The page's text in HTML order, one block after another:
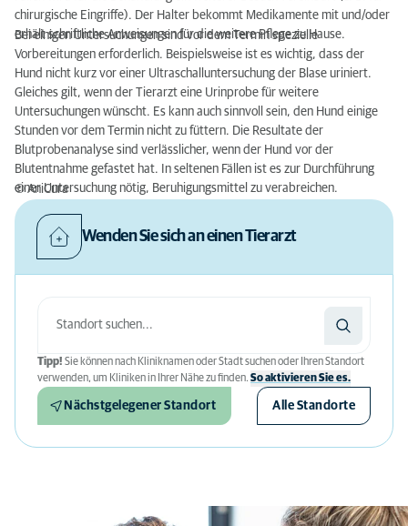
chirurgische Eingriffe). Der Halter bekommt Medikamente mit und/oder
erhält schriftliche Anweisungen für die weitere Pflege zu Hause.
Bei einigen Untersuchungen sind vor dem Termin spezielle
Vorbereitungen erforderlich. Beispielsweise ist es wichtig, dass der
Hund nicht kurz vor einer Ultraschalluntersuchung der Blase uriniert.
Gleiches gilt, wenn der Tierarzt eine Urinprobe für weitere
Untersuchungen wünscht. Es kann auch sinnvoll sein, den Hund einige
Stunden vor dem Termin nicht zu füttern. Die Resultate der
Blutprobenanalyse sind verlässlicher, wenn der Hund vor der
Blutentnahme gefastet hat. In seltenen Fällen ist es zur Durchführung
einer Untersuchung nötig, Beruhigungsmittel zu verabreichen.
© AniCura
Wenden Sie sich an einen Tierarzt
Tipp! Sie können nach Kliniknamen oder Stadt suchen oder Ihren Standort
verwenden, um Kliniken in Ihrer Nähe zu finden. So aktivieren Sie es.
Nächstgelegener Standort Alle Standorte